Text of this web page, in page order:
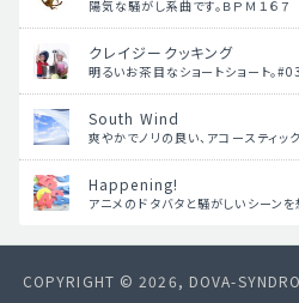
陽気な騒がし系曲です。ＢＰＭ１６７
クレイジークッキング
明るいお茶目なショートショート。
South Wind
爽やかでノリの良い、アコースティ
Happening!
アニメのドタバタと騒がしいシーン
COPYRIGHT © 2026, DOVA-